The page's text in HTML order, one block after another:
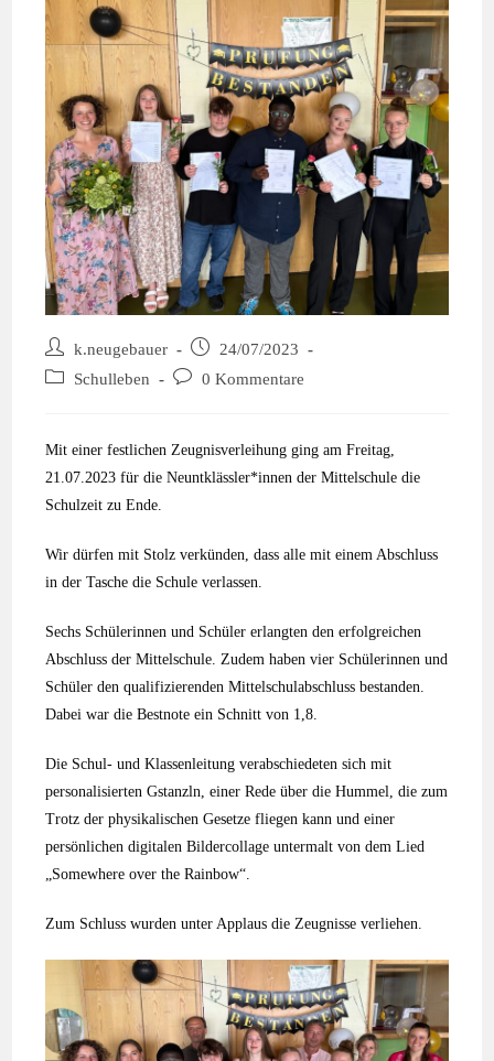
k.neugebauer
24/07/2023
Schulleben
0 Kommentare
Mit einer festlichen Zeugnisverleihung ging am Freitag,
21.07.2023 für die Neuntklässler*innen der Mittelschule die
Schulzeit zu Ende.
Wir dürfen mit Stolz verkünden, dass alle mit einem Abschluss
in der Tasche die Schule verlassen.
Sechs Schülerinnen und Schüler erlangten den erfolgreichen
Abschluss der Mittelschule. Zudem haben vier Schülerinnen und
Schüler den qualifizierenden Mittelschulabschluss bestanden.
Dabei war die Bestnote ein Schnitt von 1,8.
Die Schul- und Klassenleitung verabschiedeten sich mit
personalisierten Gstanzln, einer Rede über die Hummel, die zum
Trotz der physikalischen Gesetze fliegen kann und einer
persönlichen digitalen Bildercollage untermalt von dem Lied
„Somewhere over the Rainbow“.
Zum Schluss wurden unter Applaus die Zeugnisse verliehen.